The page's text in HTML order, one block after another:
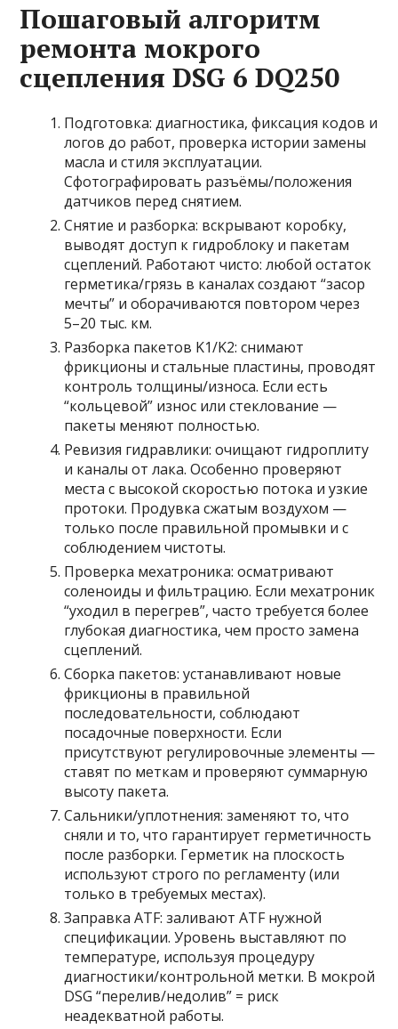
Пошаговый алгоритм
ремонта мокрого
сцепления DSG 6 DQ250
Подготовка: диагностика, фиксация кодов и
логов до работ, проверка истории замены
масла и стиля эксплуатации.
Сфотографировать разъёмы/положения
датчиков перед снятием.
Снятие и разборка: вскрывают коробку,
выводят доступ к гидроблоку и пакетам
сцеплений. Работают чисто: любой остаток
герметика/грязь в каналах создают “засор
мечты” и оборачиваются повтором через
5–20 тыс. км.
Разборка пакетов K1/K2: снимают
фрикционы и стальные пластины, проводят
контроль толщины/износа. Если есть
“кольцевой” износ или стеклование —
пакеты меняют полностью.
Ревизия гидравлики: очищают гидроплиту
и каналы от лака. Особенно проверяют
места с высокой скоростью потока и узкие
протоки. Продувка сжатым воздухом —
только после правильной промывки и с
соблюдением чистоты.
Проверка мехатроника: осматривают
соленоиды и фильтрацию. Если мехатроник
“уходил в перегрев”, часто требуется более
глубокая диагностика, чем просто замена
сцеплений.
Сборка пакетов: устанавливают новые
фрикционы в правильной
последовательности, соблюдают
посадочные поверхности. Если
присутствуют регулировочные элементы —
ставят по меткам и проверяют суммарную
высоту пакета.
Сальники/уплотнения: заменяют то, что
сняли и то, что гарантирует герметичность
после разборки. Герметик на плоскость
используют строго по регламенту (или
только в требуемых местах).
Заправка ATF: заливают ATF нужной
спецификации. Уровень выставляют по
температуре, используя процедуру
диагностики/контрольной метки. В мокрой
DSG “перелив/недолив” = риск
неадекватной работы.